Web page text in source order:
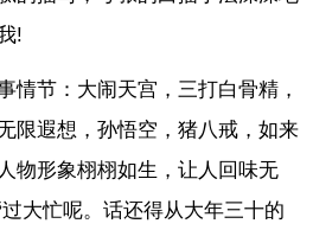
!
情节：大闹天宫，三打白骨精，
限遐想，孙悟空，猪八戒，如来
物形象栩栩如生，让人回味无
大忙呢。话还得从大年三十的